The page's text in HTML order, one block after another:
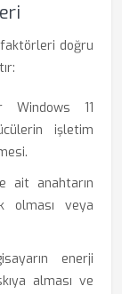
doğru
11
işletim
ait anahtarın
olması veya
enerji
alması ve